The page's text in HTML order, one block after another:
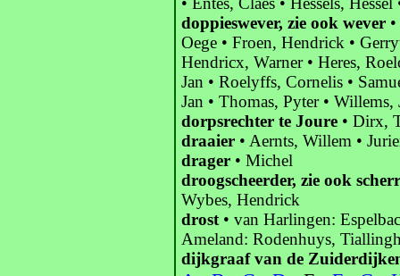
doppieswever, zie ook wever
Oege • Froen, Hendrick •
Hendricx, Warner • Heres,
Jan • Roelyffs, Cornelis •
Jan • Thomas, Pyter • Willems,
dorpsrechter te Joure • Dirx,
draaier • Aernts, Willem •
drager • Michel
droogscheerder, zie ook
Wybes, Hendrick
drost • van Harlingen:
Ameland: Rodenhuys,
dijkgraaf van de